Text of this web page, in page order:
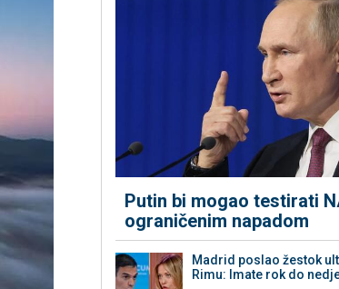
Putin bi mogao testirati
ograničenim napadom
Madrid poslao žestok
Rimu: Imate rok do